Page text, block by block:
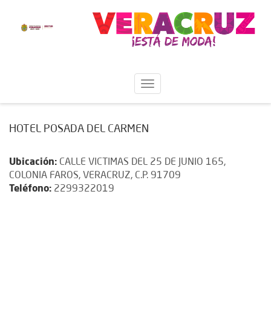
HOTEL POSADA DEL CARMEN
Ubicación: CALLE VICTIMAS DEL 25 DE JUNIO 165,
COLONIA FAROS, VERACRUZ, C.P. 91709
Teléfono: 2299322019